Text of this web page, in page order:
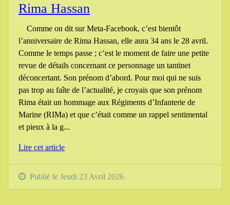
Rima Hassan
Comme on dit sur Meta-Facebook, c’est bientôt
l’anniversaire de Rima Hassan, elle aura 34 ans le 28 avril.
Comme le temps passe ; c’est le moment de faire une petite
revue de détails concernant ce personnage un tantinet
déconcertant. Son prénom d’abord. Pour moi qui ne suis
pas trop au faîte de l’actualité, je croyais que son prénom
Rima était un hommage aux Régiments d’Infanterie de
Marine (RIMa) et que c’était comme un rappel sentimental
et pieux à la g...
Lire cet article
Publié le Jeudi 23 Avril 2026